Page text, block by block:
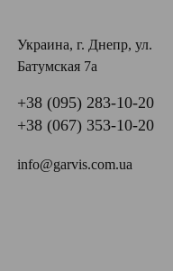
Украина, г. Днепр, ул.
Батумская 7а
+38 (095) 283-10-20
+38 (067) 353-10-20
info@garvis.com.ua